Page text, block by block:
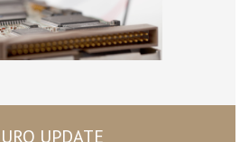
UPDATE